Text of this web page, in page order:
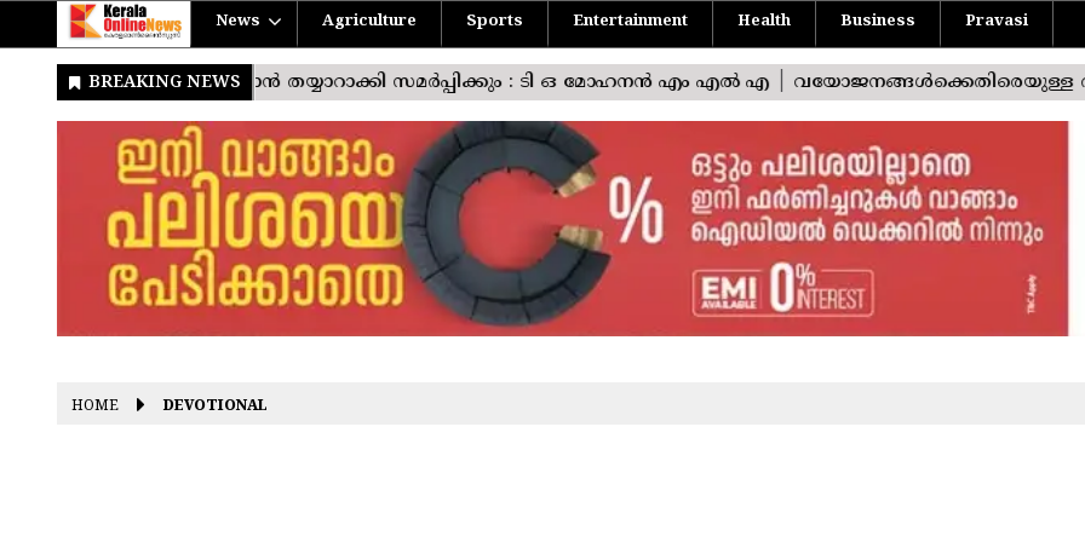
News Agriculture Sports Entertainment Health Business Pravasi
HOME DEVOTIONAL